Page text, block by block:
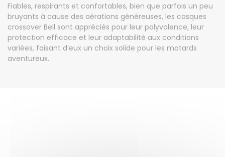
Fiables, respirants et confortables, bien que parfois un peu
bruyants à cause des aérations généreuses, les casques
crossover Bell sont appréciés pour leur polyvalence, leur
protection efficace et leur adaptabilité aux conditions
variées, faisant d’eux un choix solide pour les motards
aventureux.